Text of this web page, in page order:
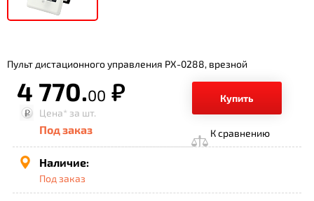
Пульт дистационного управления PX-0288, врезной
4 770.00 р.
Купить
Цена* за шт.
Под заказ К сравнению
Наличие:
Под заказ